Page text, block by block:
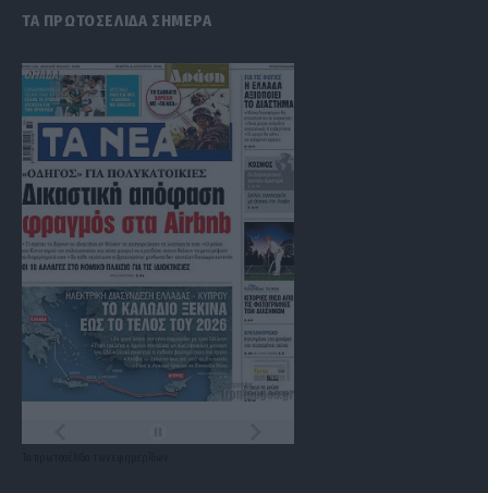
ΤΑ ΠΡΩΤΟΣΕΛΙΔΑ ΣΗΜΕΡΑ